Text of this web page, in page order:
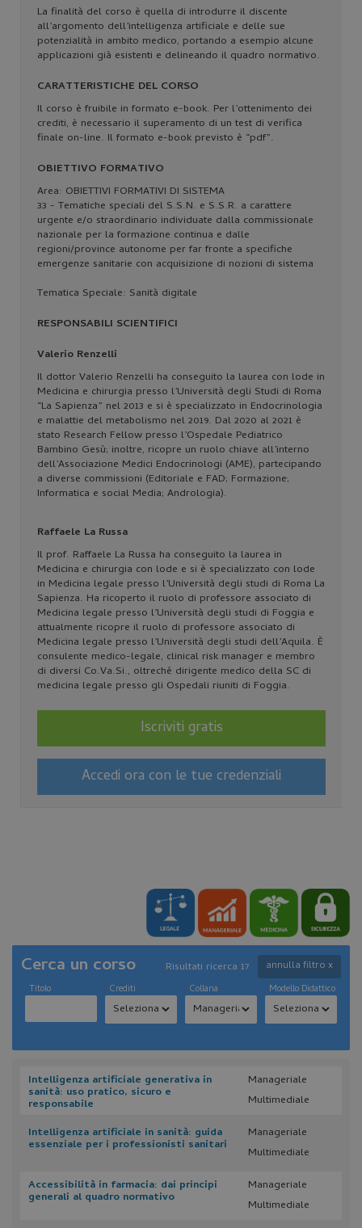
La finalità del corso è quella di introdurre il discente
all’argomento dell’intelligenza artificiale e delle sue
potenzialità in ambito medico, portando a esempio alcune
applicazioni già esistenti e delineando il quadro normativo.
CARATTERISTICHE DEL CORSO
Il corso è fruibile in formato e-book. Per l’ottenimento dei
crediti, è necessario il superamento di un test di verifica
finale on-line. Il formato e-book previsto è “pdf”.
OBIETTIVO FORMATIVO
Area: OBIETTIVI FORMATIVI DI SISTEMA
33 - Tematiche speciali del S.S.N. e S.S.R. a carattere
urgente e/o straordinario individuate dalla commissionale
nazionale per la formazione continua e dalle
regioni/province autonome per far fronte a specifiche
emergenze sanitarie con acquisizione di nozioni di sistema
Tematica Speciale: Sanità digitale
RESPONSABILI SCIENTIFICI
Valerio Renzelli
Il dottor Valerio Renzelli ha conseguito la laurea con lode in
Medicina e chirurgia presso l’Università degli Studi di Roma
“La Sapienza” nel 2013 e si è specializzato in Endocrinologia
e malattie del metabolismo nel 2019. Dal 2020 al 2021 è
stato Research Fellow presso l’Ospedale Pediatrico
Bambino Gesù; inoltre, ricopre un ruolo chiave all’interno
dell’Associazione Medici Endocrinologi (AME), partecipando
a diverse commissioni (Editoriale e FAD; Formazione;
Informatica e social Media; Andrologia).
Raffaele La Russa
Il prof. Raffaele La Russa ha conseguito la laurea in
Medicina e chirurgia con lode e si è specializzato con lode
in Medicina legale presso l’Università degli studi di Roma La
Sapienza. Ha ricoperto il ruolo di professore associato di
Medicina legale presso l’Università degli studi di Foggia e
attualmente ricopre il ruolo di professore associato di
Medicina legale presso l’Università degli studi dell’Aquila. È
consulente medico-legale, clinical risk manager e membro
di diversi Co.Va.Si., oltreché dirigente medico della SC di
medicina legale presso gli Ospedali riuniti di Foggia.
Iscriviti gratis
Accedi ora con le tue credenziali
Cerca un corso annulla filtro x
Risultati ricerca 17
Titolo Crediti Collana Modello Didattico
Intelligenza artificiale generativa in
sanità: uso pratico, sicuro e
responsabile
Manageriale
Multimediale
Intelligenza artificiale in sanità: guida
essenziale per i professionisti sanitari
Manageriale
Multimediale
Accessibilità in farmacia: dai principi
generali al quadro normativo
Manageriale
Multimediale